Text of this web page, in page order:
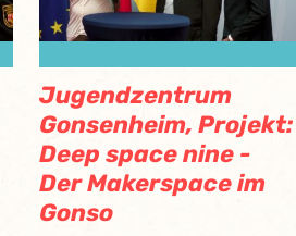
Jugendzentrum
Gonsenheim, Projekt:
Deep space nine -
Der Makerspace im
Gonso